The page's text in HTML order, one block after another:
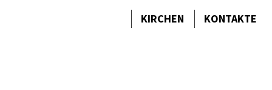
KIRCHEN KONTAKTE